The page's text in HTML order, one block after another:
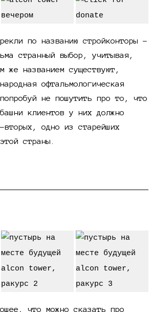
по названию стройконторы -
странный выбор, учитывая,
же названием существуют,
офтальмологическая
не пошутить про то, что
клиентов у них должно
вторых,
одно из старейших
страны.
что можно сказать про